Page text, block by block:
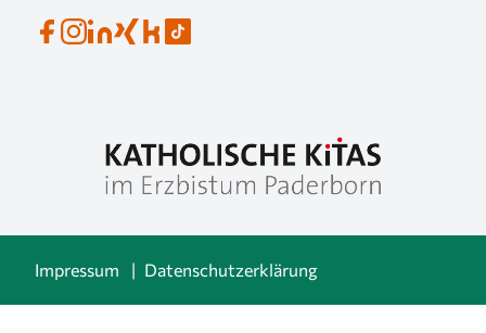
Impressum Datenschutzerklärung